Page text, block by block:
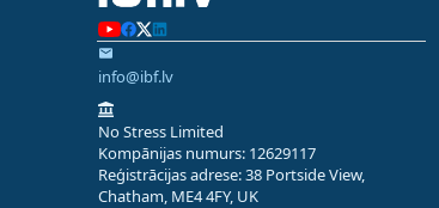
info@ibf.lv
No Stress Limited
Kompānijas numurs: 12629117
Reģistrācijas adrese: 38 Portside View,
Chatham, ME4 4FY, UK